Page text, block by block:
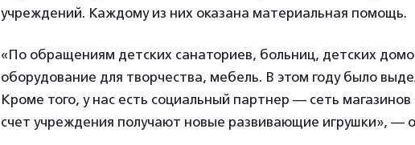
учреждений. Каждому из них оказана материальная помощь.
«По обращениям детских санаториев, больниц, детских
оборудование для творчества, мебель. В этом году было
Кроме того, у нас есть социальный партнер — сеть
счет учреждения получают новые развивающие игрушки», —